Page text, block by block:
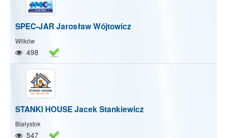
SPEC-JAR Jarosław Wójtowicz
Wilków
498
STANKI HOUSE Jacek Stankiewicz
Białystok
547